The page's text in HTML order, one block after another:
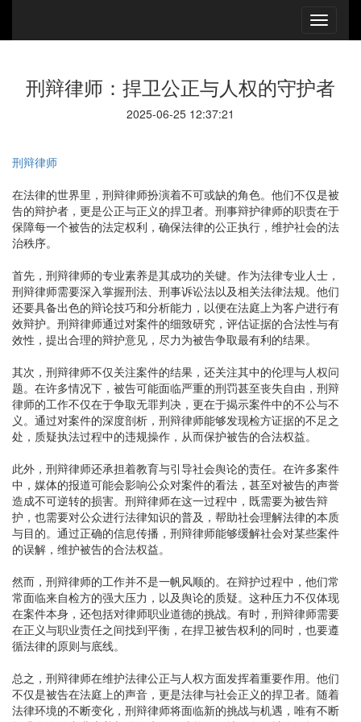
刑辩律师：捍卫公正与人权的守护者
2025-06-25 12:37:21
刑辩律师
在法律的世界里，刑辩律师扮演着不可或缺的角色。他们不仅是被
告的辩护者，更是公正与正义的捍卫者。刑事辩护律师的职责在于
保障每一个被告的法定权利，确保法律的公正执行，维护社会的法
治秩序。
首先，刑辩律师的专业素养是其成功的关键。作为法律专业人士，
刑辩律师需要深入掌握刑法、刑事诉讼法以及相关法律法规。他们
还要具备出色的辩论技巧和分析能力，以便在法庭上为客户进行有
效辩护。刑辩律师通过对案件的细致研究，评估证据的合法性与有
效性，提出合理的辩护意见，尽力为被告争取最有利的结果。
其次，刑辩律师不仅关注案件的结果，还关注其中的伦理与人权问
题。在许多情况下，被告可能面临严重的刑罚甚至丧失自由，刑辩
律师的工作不仅在于争取无罪判决，更在于揭示案件中的不公与不
义。通过对案件的深度剖析，刑辩律师能够发现检方证据的不足之
处，质疑执法过程中的违规操作，从而保护被告的合法权益。
此外，刑辩律师还承担着教育与引导社会舆论的责任。在许多案件
中，媒体的报道可能会影响公众对案件的看法，甚至对被告的声誉
造成不可逆转的损害。刑辩律师在这一过程中，既需要为被告辩
护，也需要对公众进行法律知识的普及，帮助社会理解法律的本质
与目的。通过正确的信息传播，刑辩律师能够缓解社会对某些案件
的误解，维护被告的合法权益。
然而，刑辩律师的工作并不是一帆风顺的。在辩护过程中，他们常
常面临来自检方的强大压力，以及舆论的质疑。这种压力不仅体现
在案件本身，还包括对律师职业道德的挑战。有时，刑辩律师需要
在正义与职业责任之间找到平衡，在捍卫被告权利的同时，也要遵
循法律的原则与底线。
总之，刑辩律师在维护法律公正与人权方面发挥着重要作用。他们
不仅是被告在法庭上的声音，更是法律与社会正义的捍卫者。随着
法律环境的不断变化，刑辩律师将面临新的挑战与机遇，唯有不断